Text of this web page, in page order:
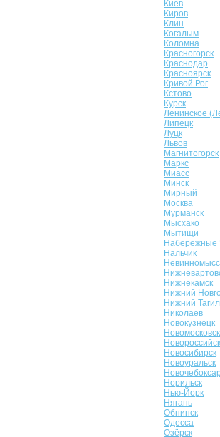
Киев
Киров
Клин
Когалым
Коломна
Красногорск
Краснодар
Красноярск
Кривой Рог
Кстово
Курск
Ленинское
Липецк
Луцк
Львов
Магнитогорск
Маркс
Миасс
Минск
Мирный
Москва
Мурманск
Мысхако
Мытищи
Набережные
Нальчик
Нижнекамск
Нижний
Нижний Тагил
Николаев
Новокузнецк
Новомосковск
Новороссийск
Новосибирск
Новоуральск
Норильск
Нью-Йорк
Нягань
Обнинск
Одесса
Озёрск